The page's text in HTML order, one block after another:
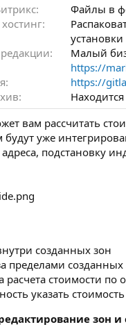
д
а
я
Файлы в
установки
Малый
https://
https://
вам рассчитать
уже
подстановку
созданных зон
пределами
расчета стоимости по
указать
зон и